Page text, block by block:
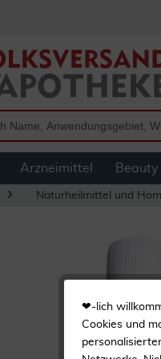
Arzneimittel
Naturheilmittel und
❤-lich
Cookies und